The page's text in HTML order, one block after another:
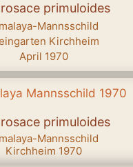
primuloides
Mannsschild
Kirchheim
April 1970
primuloides
Mannsschild
Kirchheim 1970